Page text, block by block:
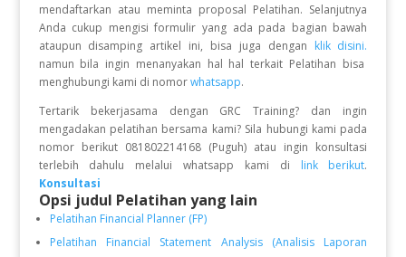
mendaftarkan atau meminta proposal Pelatihan. Selanjutnya
Anda cukup mengisi formulir yang ada pada bagian bawah
ataupun disamping artikel ini, bisa juga dengan klik disini.
namun bila ingin menanyakan hal hal terkait Pelatihan bisa
menghubungi kami di nomor whatsapp.
Tertarik bekerjasama dengan GRC Training? dan ingin
mengadakan pelatihan bersama kami? Sila hubungi kami pada
nomor berikut 081802214168 (Puguh) atau ingin konsultasi
terlebih dahulu melalui whatsapp kami di link berikut.
Konsultasi
Opsi judul Pelatihan yang lain
Pelatihan Financial Planner (FP)
Pelatihan Financial Statement Analysis (Analisis Laporan